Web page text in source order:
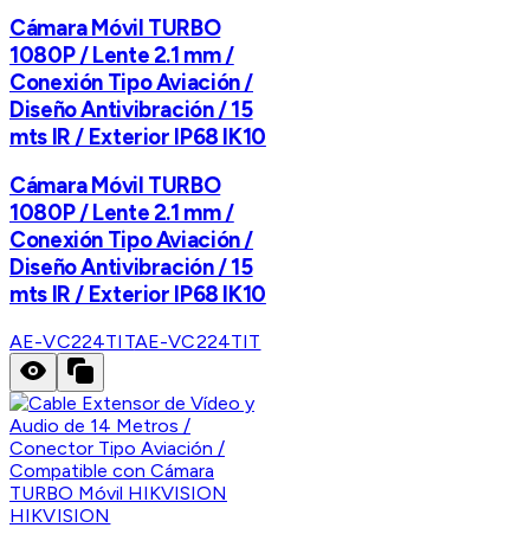
Cámara Móvil TURBO
1080P / Lente 2.1 mm /
Conexión Tipo Aviación /
Diseño Antivibración / 15
mts IR / Exterior IP68 IK10
Cámara Móvil TURBO
1080P / Lente 2.1 mm /
Conexión Tipo Aviación /
Diseño Antivibración / 15
mts IR / Exterior IP68 IK10
AE-VC224TITAE-VC224TIT
HIKVISION